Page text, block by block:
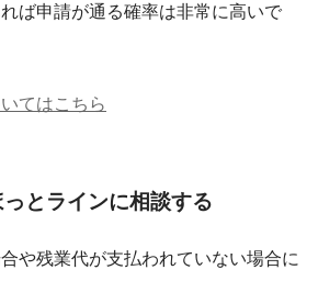
ば申請が通る確率は非常に高いで
てはこちら
とラインに相談する
や残業代が支払われていない場合に